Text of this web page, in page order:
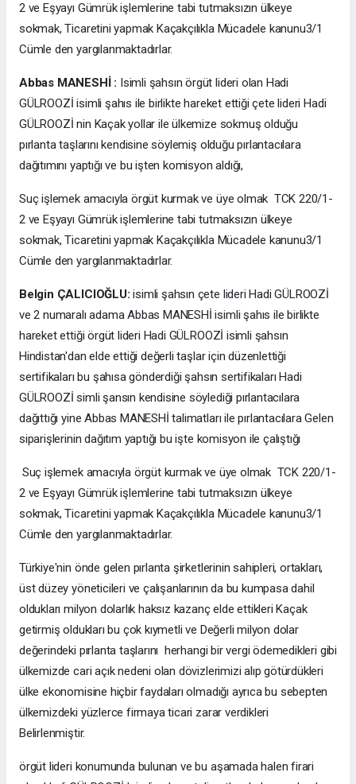
2 ve Eşyayı Gümrük işlemlerine tabi tutmaksızın ülkeye
sokmak, Ticaretini yapmak Kaçakçılıkla Mücadele kanunu3/1
Cümle den yargılanmaktadırlar.
Abbas MANESHİ : Isimli şahsın örgüt lideri olan Hadi
GÜLROOZİ isimli şahıs ile birlikte hareket ettiği çete lideri Hadi
GÜLROOZİ nin Kaçak yollar ile ülkemize sokmuş olduğu
pırlanta taşlarını kendisine söylemiş olduğu pırlantacılara
dağıtımını yaptığı ve bu işten komisyon aldığı,
Suç işlemek amacıyla örgüt kurmak ve üye olmak TCK 220/1-
2 ve Eşyayı Gümrük işlemlerine tabi tutmaksızın ülkeye
sokmak, Ticaretini yapmak Kaçakçılıkla Mücadele kanunu3/1
Cümle den yargılanmaktadırlar.
Belgin ÇALICIOĞLU: isimli şahsın çete lideri Hadi GÜLROOZİ
ve 2 numaralı adama Abbas MANESHİ isimli şahıs ile birlikte
hareket ettiği örgüt lideri Hadi GÜLROOZİ isimli şahsın
Hindistan'dan elde ettiği değerli taşlar için düzenlettiği
sertifikaları bu şahısa gönderdiği şahsın sertifikaları Hadi
GÜLROOZİ simli şansın kendisine söylediği pırlantacılara
dağıttığı yine Abbas MANESHİ talimatları ile pırlantacılara Gelen
siparişlerinin dağıtım yaptığı bu işte komisyon ile çalıştığı
Suç işlemek amacıyla örgüt kurmak ve üye olmak TCK 220/1-
2 ve Eşyayı Gümrük işlemlerine tabi tutmaksızın ülkeye
sokmak, Ticaretini yapmak Kaçakçılıkla Mücadele kanunu3/1
Cümle den yargılanmaktadırlar.
Türkiye'nin önde gelen pırlanta şirketlerinin sahipleri, ortakları,
üst düzey yöneticileri ve çalışanlarının da bu kumpasa dahil
oldukları milyon dolarlık haksız kazanç elde ettikleri Kaçak
getirmiş oldukları bu çok kıymetli ve Değerli milyon dolar
değerindeki pırlanta taşlarını herhangi bir vergi ödemedikleri gibi
ülkemizde cari açık nedeni olan dövizlerimizi alıp götürdükleri
ülke ekonomisine hiçbir faydaları olmadığı ayrıca bu sebepten
ülkemizdeki yüzlerce firmaya ticari zarar verdikleri
Belirlenmiştir.
örgüt lideri konumunda bulunan ve bu aşamada halen firari